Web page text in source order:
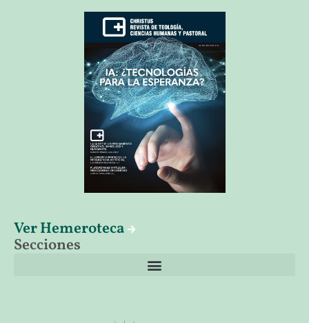
Ver Hemeroteca
Secciones